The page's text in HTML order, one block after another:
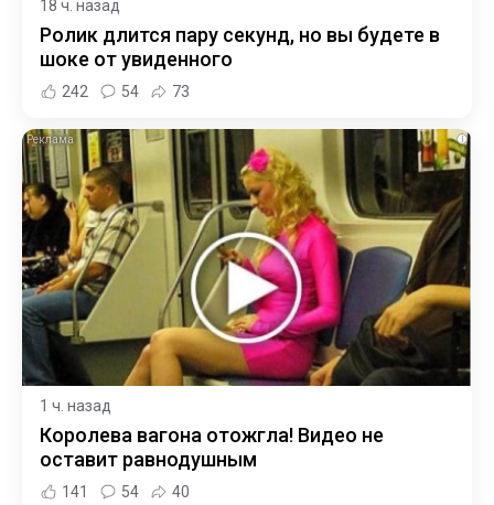
18 ч. назад
Ролик длится пару секунд, но вы будете в
шоке от увиденного
242 54 73
i
1 ч. назад
Королева вагона отожгла! Видео не
оставит равнодушным
141 54 40